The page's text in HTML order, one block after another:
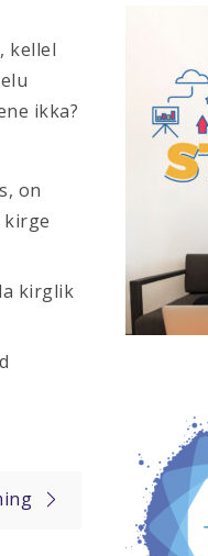
kellel
ikka?
on
kirge
kirglik